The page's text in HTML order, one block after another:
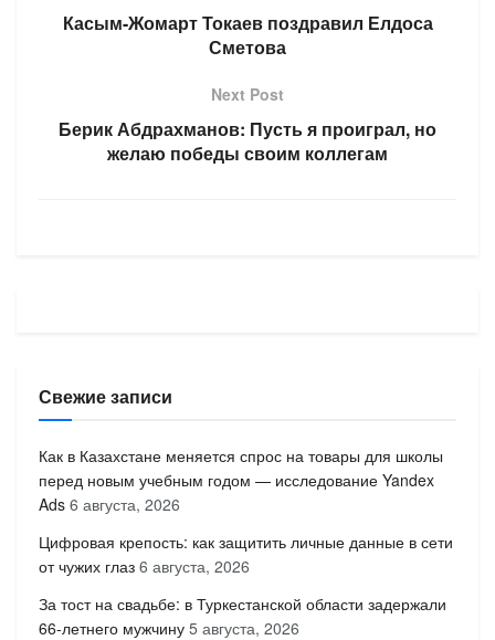
Касым-Жомарт Токаев поздравил Елдоса
Сметова
Next Post
Берик Абдрахманов: Пусть я проиграл, но
желаю победы своим коллегам
Свежие записи
Как в Казахстане меняется спрос на товары для школы
перед новым учебным годом — исследование Yandex
Ads 6 августа, 2026
Цифровая крепость: как защитить личные данные в сети
от чужих глаз 6 августа, 2026
За тост на свадьбе: в Туркестанской области задержали
66-летнего мужчину 5 августа, 2026